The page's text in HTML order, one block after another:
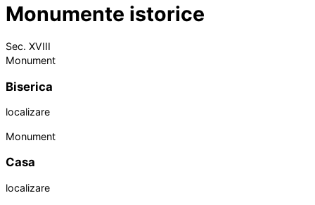
Monumente istorice
Sec. XVIII
Monument
Biserica
localizare
Monument
Casa
localizare